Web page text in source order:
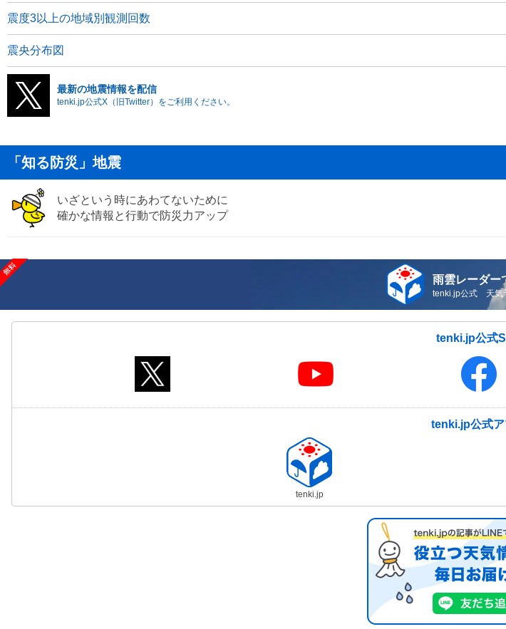
震度3以上の地域別観測回数
震央分布図
最新の地震情報を配信
tenki.jp公式X（旧Twitter）をご利用ください。
「知る防災」地震
いざという時にあわてないために
確かな情報と行動で防災力アップ
雨雲レーダー
tenki.jp公式 天気
tenki.jp公式
tenki.jp公式ア
tenki.jp